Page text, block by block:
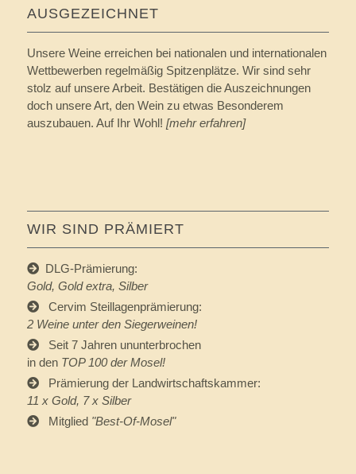
AUSGEZEICHNET
Unsere Weine erreichen bei nationalen und internationalen
Wettbewerben regelmäßig Spitzenplätze. Wir sind sehr
stolz auf unsere Arbeit. Bestätigen die Auszeichnungen
doch unsere Art, den Wein zu etwas Besonderem
auszubauen. Auf Ihr Wohl! [mehr erfahren]
WIR SIND PRÄMIERT
DLG-Prämierung:
Gold, Gold extra, Silber
Cervim Steillagenprämierung:
2 Weine unter den Siegerweinen!
Seit 7 Jahren ununterbrochen
in den TOP 100 der Mosel!
Prämierung der Landwirtschaftskammer:
11 x Gold, 7 x Silber
Mitglied "Best-Of-Mosel"